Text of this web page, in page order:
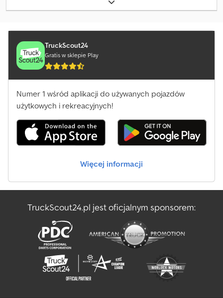
ponownie sprawny do jazdy. Cjdpfx Aeyd T H Rjhyoha
TruckScout24
Gratis w sklepie Play
Numer 1 wśród aplikacji do używanych pojazdów
użytkowych i rekreacyjnych!
Więcej informacji
TruckScout24.pl jest oficjalnym sponsorem: